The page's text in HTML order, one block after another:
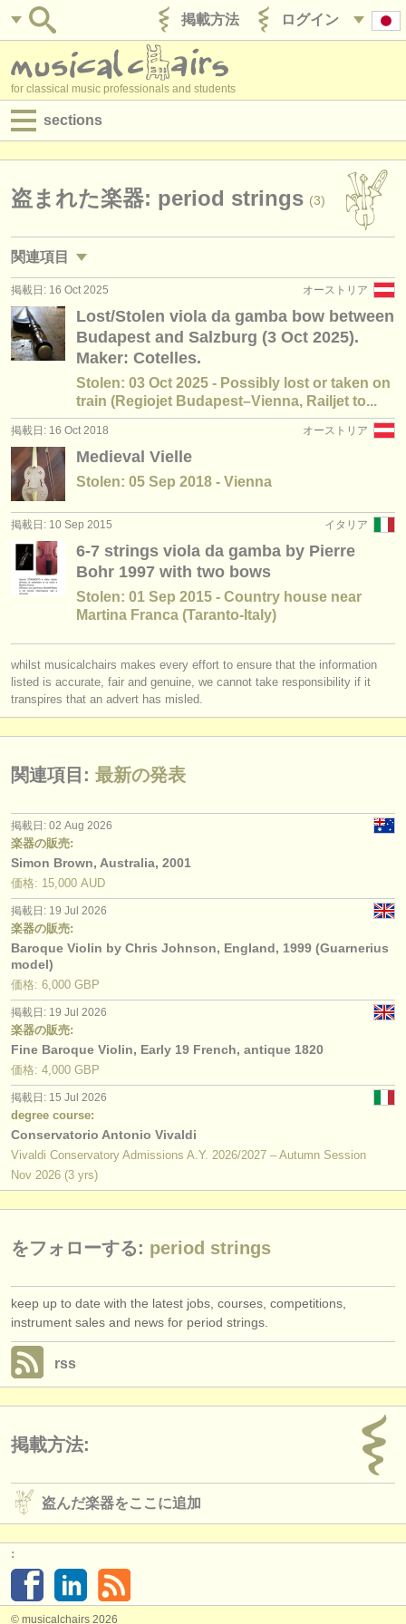
ログイン
掲載方法
for classical music professionals and students
sections
求人情報 (演奏関係の職)
求人情報 (管理者関連の職)
degree courses
講習会
コンクール
楽器の販売
盗まれた楽器
ディレクトリー:
オーケストラ
音楽学校
ユース オーケストラ
musicalchairsについて
クラシック音楽ニュース
出版社:
掲載方法
find out about our
ATSfaq
ログイン
盗まれた楽器: period strings (3)
関連項目
講習会: baroque violin
講習会: baroque viola (2)
講習会: baroque cello (2)
degree courses: baroque violin (1)
degree courses: baroque viola
degree courses: baroque cello
degree courses: テオルボ (1)
degree courses: early guitar (1)
楽器の販売: ヴィオラ ダ ガンバ
盗まれた楽器: ヴィオラ ダ ガンバ
オーストリア
掲載日: 16 Oct 2025
Lost/Stolen viola da gamba bow between
Budapest and Salzburg (3 Oct 2025).
Maker: Cotelles.
Stolen: 03 Oct 2025 - Possibly lost or taken on
train (Regiojet Budapest–Vienna, Railjet to...
オーストリア
掲載日: 16 Oct 2018
Medieval Vielle
Stolen: 05 Sep 2018 - Vienna
イタリア
掲載日: 10 Sep 2015
6-7 strings viola da gamba by Pierre
Bohr 1997 with two bows
Stolen: 01 Sep 2015 - Country house near
Martina Franca (Taranto-Italy)
whilst musicalchairs makes every effort to ensure that the information
listed is accurate, fair and genuine, we cannot take responsibility if it
transpires that an advert has misled.
関連項目: 最新の発表
掲載日: 02 Aug 2026
楽器の販売:
Simon Brown, Australia, 2001
価格: 15,000 AUD
掲載日: 19 Jul 2026
楽器の販売:
Baroque Violin by Chris Johnson, England, 1999 (Guarnerius
model)
価格: 6,000 GBP
掲載日: 19 Jul 2026
楽器の販売:
Fine Baroque Violin, Early 19 French, antique 1820
価格: 4,000 GBP
掲載日: 15 Jul 2026
degree course:
Conservatorio Antonio Vivaldi
Vivaldi Conservatory Admissions A.Y. 2026/2027 – Autumn Session
Nov 2026 (3 yrs)
をフォローする: period strings
keep up to date with the latest jobs, courses, competitions,
instrument sales and news for period strings.
rss
掲載方法:
盗んだ楽器をここに追加
:
© musicalchairs 2026